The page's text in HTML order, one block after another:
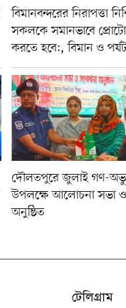
বিমানবন্দরের নিরাপত্তা
সকলকে সমানভাবে
করতে হবে:, বিমান ও
দৌলতপুরে জুলাই গণ-
উপলক্ষে আলোচনা সভা ও
অনুষ্ঠিত
টেলিগ্রাম